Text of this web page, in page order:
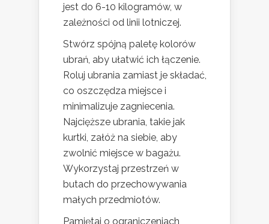
jest do 6-10 kilogramów, w
zależności od linii lotniczej.
Stwórz spójną paletę kolorów
ubrań, aby ułatwić ich łączenie.
Roluj ubrania zamiast je składać,
co oszczędza miejsce i
minimalizuje zagniecenia.
Najcięższe ubrania, takie jak
kurtki, załóż na siebie, aby
zwolnić miejsce w bagażu.
Wykorzystaj przestrzeń w
butach do przechowywania
małych przedmiotów.
Pamiętaj o ograniczeniach